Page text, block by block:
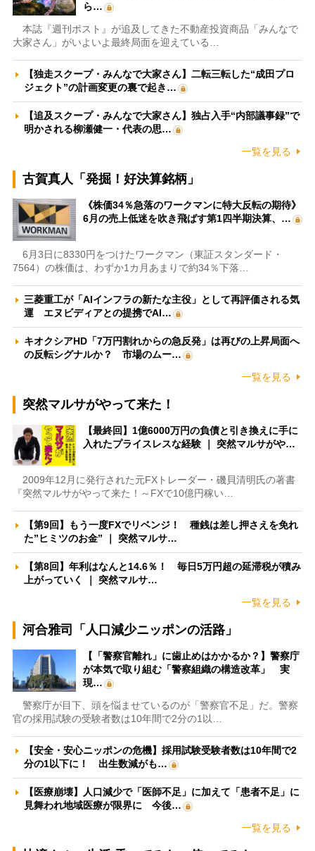
ら…
本誌『週刊ポスト』が追及してきた不動産投資商品「みんなで
大家さん」がいよいよ最終局面を迎えている…
【独走スクープ・みんなで大家さん】二転三転した“成田プロ
ジェクト”の計画変更の裏で起き…
【追及スクープ・みんなで大家さん】独占入手“内部議事録”で
明かされる柳瀬健一・代表の思…
一覧を見る
古賀真人「発掘！好決算銘柄」
《株価34％急落のワークマンに特大反転の期待》
6月の売上低迷を吹き飛ばす第1四半期決算、…
6月3日に8330円をつけたワークマン（東証スタンダード・
7564）の株価は、わずか1カ月あまりで約34％下落…
三菱重工が「AIインフラの新たな主役」として再評価される気
運 エヌビディアとの提携でAI…
キオクシアHD「7万円割れからの急反発」は再びの上昇局面へ
の反転シグナルか？ 市場のムー…
一覧を見る
突然マルサがやって来た！
【最終回】1億6000万円の負債と引き換えに手に
入れたプライスレスな経験 ｜ 突然マルサがや…
2009年12月に発行された元FXトレーダー・磯貝清明氏の著書
『突然マルサがやって来た！～FXで10億円稼い…
【第9回】もう一度FXでリベンジ！ 種銭は差し押さえを免れ
た”ヒミツのお金” ｜ 突然マルサ…
【第8回】年利はなんと14.6％！ 毎日5万円超の延滞税が積み
上がっていく ｜ 突然マルサ…
一覧を見る
河合雅司「人口減少ニッポンの活路」
【「警察官離れ」に歯止めはかかるか？】警察庁
が本気で取り組む「警察組織の構造改革」 実
現…
警察庁が目下、頭を悩ませているのが「警察官不足」だ。警察
官の採用試験の受験者数は10年間で2分の1以…
【安全・安心ニッポンの危機】採用試験受験者数は10年間で2
分の1以下に！ 出生数減がも…
【医療崩壊】人口減少で「医師不足」に加えて「患者不足」に
見舞われ地域医療が限界に 今後…
一覧を見る